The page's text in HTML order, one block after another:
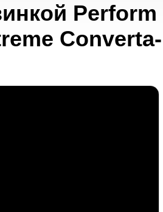
Perform
Converta-